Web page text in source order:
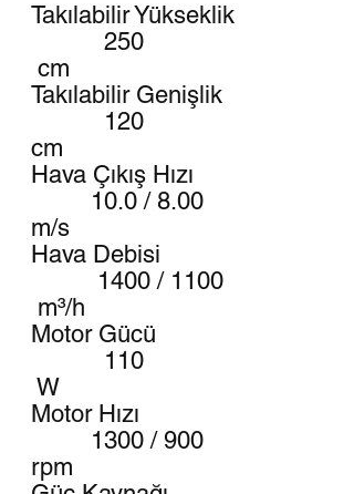
Takılabilir Yükseklik
250
cm
Takılabilir Genişlik
120
cm
Hava Çıkış Hızı
10.0 / 8.00
m/s
Hava Debisi
1400 / 1100
m³/h
Motor Gücü
110
W
Motor Hızı
1300 / 900
rpm